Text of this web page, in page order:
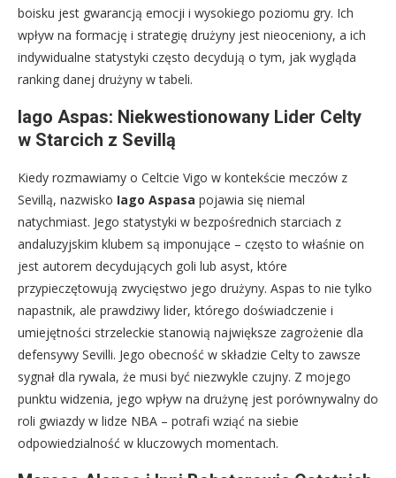
boisku jest gwarancją emocji i wysokiego poziomu gry. Ich
wpływ na formację i strategię drużyny jest nieoceniony, a ich
indywidualne statystyki często decydują o tym, jak wygląda
ranking danej drużyny w tabeli.
Iago Aspas: Niekwestionowany Lider Celty
w Starcich z Sevillą
Kiedy rozmawiamy o Celtcie Vigo w kontekście meczów z
Sevillą, nazwisko Iago Aspasa pojawia się niemal
natychmiast. Jego statystyki w bezpośrednich starciach z
andaluzyjskim klubem są imponujące – często to właśnie on
jest autorem decydujących goli lub asyst, które
przypieczętowują zwycięstwo jego drużyny. Aspas to nie tylko
napastnik, ale prawdziwy lider, którego doświadczenie i
umiejętności strzeleckie stanowią największe zagrożenie dla
defensywy Sevilli. Jego obecność w składzie Celty to zawsze
sygnał dla rywala, że musi być niezwykle czujny. Z mojego
punktu widzenia, jego wpływ na drużynę jest porównywalny do
roli gwiazdy w lidze NBA – potrafi wziąć na siebie
odpowiedzialność w kluczowych momentach.